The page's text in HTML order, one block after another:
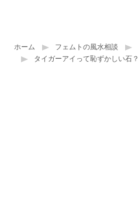
ホーム フェムトの風水相談
タイガーアイって恥ずかしい石？